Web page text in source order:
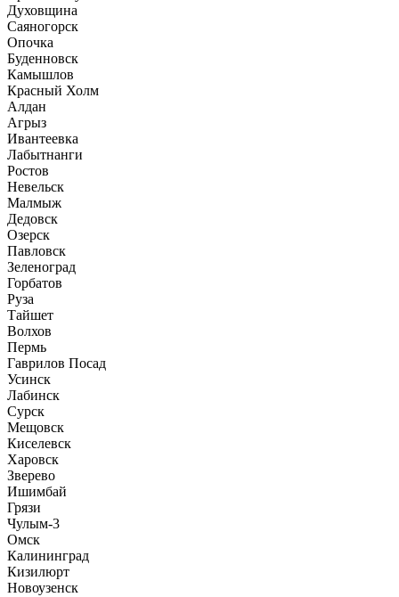
Духовщина
Саяногорск
Опочка
Буденновск
Камышлов
Красный Холм
Алдан
Агрыз
Ивантеевка
Лабытнанги
Ростов
Невельск
Малмыж
Дедовск
Озерск
Павловск
Зеленоград
Горбатов
Руза
Тайшет
Волхов
Пермь
Гаврилов Посад
Усинск
Лабинск
Сурск
Мещовск
Киселевск
Харовск
Зверево
Ишимбай
Грязи
Чулым-3
Омск
Калининград
Кизилюрт
Новоузенск